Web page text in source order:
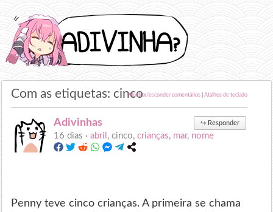
Com as etiquetas: cincoMostrar/esconder comentários| Atalhos de teclado
Adivinhas ↪ Responder
16 dias ·abril , cinco,crianças, mar, nome
Penny teve cinco crianças. A primeira se chama